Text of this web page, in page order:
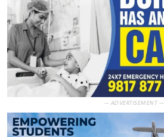
— ADVERTISEMENT —